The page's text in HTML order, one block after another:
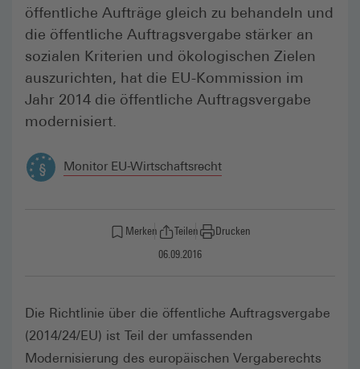
öffentliche Aufträge gleich zu behandeln und
die öffentliche Auftragsvergabe stärker an
sozialen Kriterien und ökologischen Zielen
auszurichten, hat die EU-Kommission im
Jahr 2014 die öffentliche Auftragsvergabe
modernisiert.
Monitor EU-Wirt­schafts­recht
Merken Teilen
Drucken
06.09.2016
Die Richtlinie über die öffentliche Auftragsvergabe
(2014/24/EU) ist Teil der umfassenden
Modernisierung des europäischen Vergaberechts